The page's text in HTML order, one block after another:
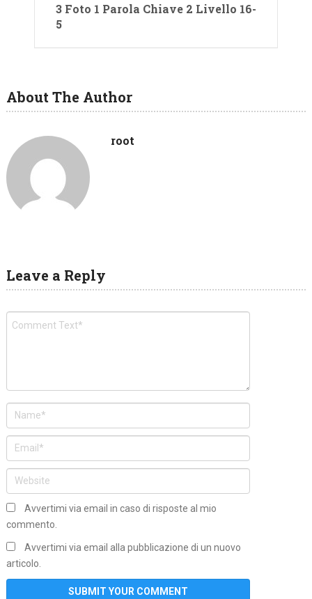
3 Foto 1 Parola Chiave 2 Livello 16-
5
About The Author
root
Leave a Reply
Avvertimi via email in caso di risposte al mio
commento.
Avvertimi via email alla pubblicazione di un nuovo
articolo.